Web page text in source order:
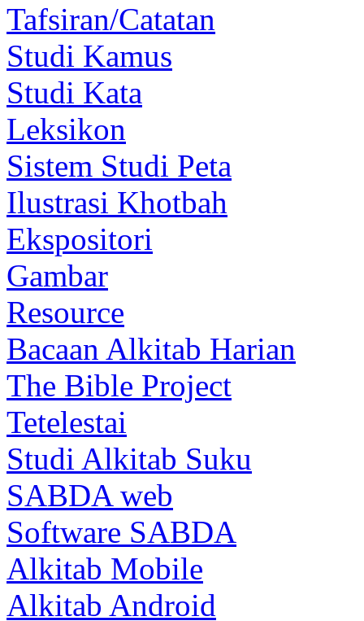
Tafsiran/Catatan
Studi Kamus
Studi Kata
Leksikon
Sistem Studi Peta
Ilustrasi Khotbah
Ekspositori
Gambar
Resource
Bacaan Alkitab Harian
The Bible Project
Tetelestai
Studi Alkitab Suku
SABDA web
Software SABDA
Alkitab Mobile
Alkitab Android